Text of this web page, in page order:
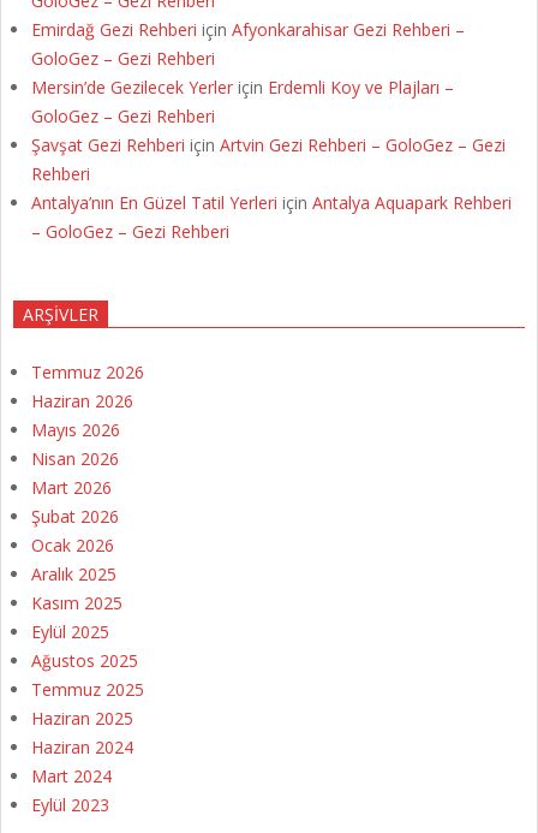
Emirdağ Gezi Rehberi için Afyonkarahisar Gezi Rehberi –
GoloGez – Gezi Rehberi
Mersin’de Gezilecek Yerler için Erdemli Koy ve Plajları –
GoloGez – Gezi Rehberi
Şavşat Gezi Rehberi için Artvin Gezi Rehberi – GoloGez – Gezi
Rehberi
Antalya’nın En Güzel Tatil Yerleri için Antalya Aquapark Rehberi
– GoloGez – Gezi Rehberi
ARŞIVLER
Temmuz 2026
Haziran 2026
Mayıs 2026
Nisan 2026
Mart 2026
Şubat 2026
Ocak 2026
Aralık 2025
Kasım 2025
Eylül 2025
Ağustos 2025
Temmuz 2025
Haziran 2025
Haziran 2024
Mart 2024
Eylül 2023